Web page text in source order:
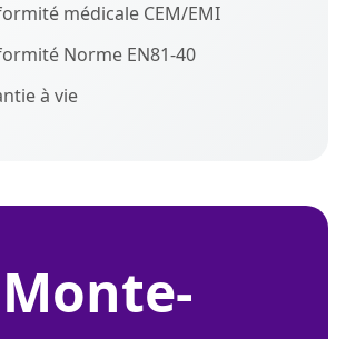
médicale CEM/EMI
Norme EN81-40
à vie
monte-